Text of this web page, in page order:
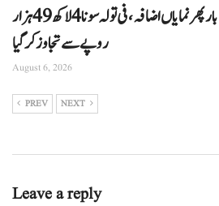
سونے کی قیمت میں ایک بار پھر نمایاں اضافہ، فی تولہ سونا 4 لاکھ 49 ہزار
روپے سے تجاوز کرگیا
August 6, 2026
PREV NEXT
Leave a reply